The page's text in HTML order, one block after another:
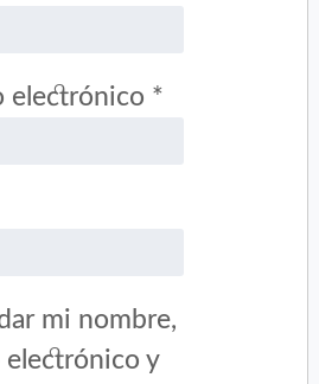
electrónico *
mi nombre,
electrónico y